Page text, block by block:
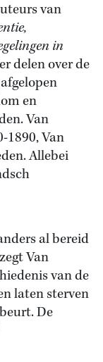
van
in
delen over de
en
Van
1890, Van
Allebei
al bereid
Van
van de
laten sterven
De